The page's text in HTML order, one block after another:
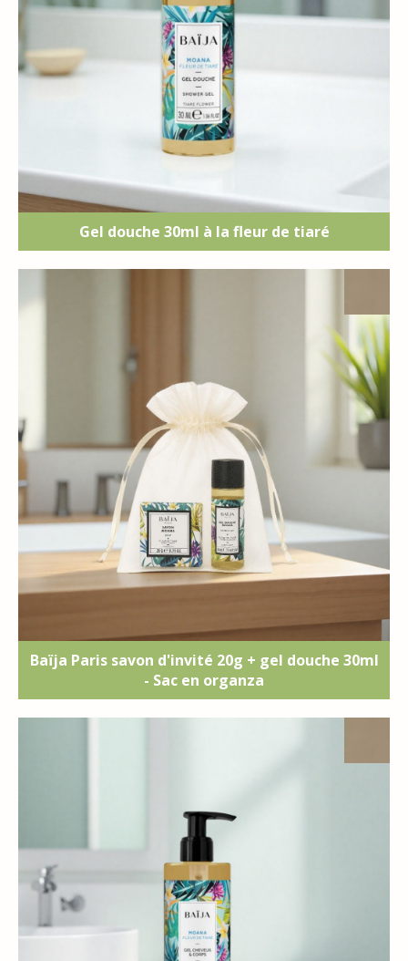
Gel douche 30ml à la fleur de tiaré
Baïja Paris savon d'invité 20g + gel douche 30ml
- Sac en organza